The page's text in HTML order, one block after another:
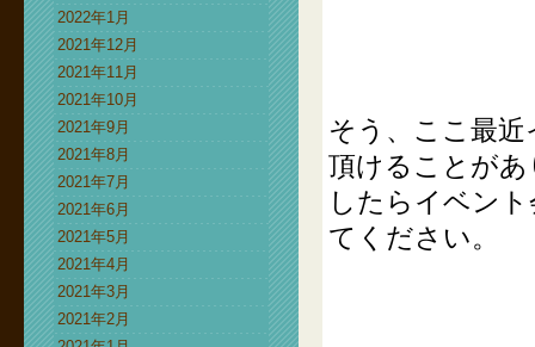
2022年1月
2021年12月
2021年11月
2021年10月
2021年9月
2021年8月
2021年7月
2021年6月
2021年5月
2021年4月
2021年3月
2021年2月
そう、ここ最
頂けることが
したらイベン
てください。